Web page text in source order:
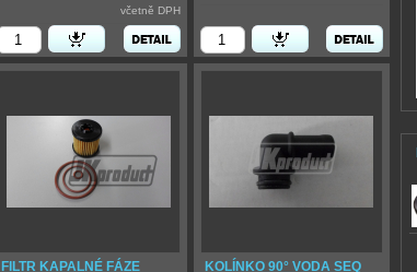
včetně DPH
FILTR KAPALNÉ FÁZE
KOLÍNKO 90° VODA SEQ